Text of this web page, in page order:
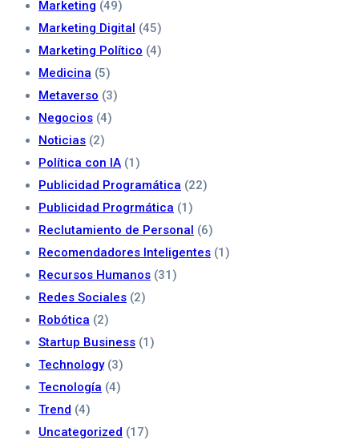
Marketing (49)
Marketing Digital (45)
Marketing Político (4)
Medicina (5)
Metaverso (3)
Negocios (4)
Noticias (2)
Política con IA (1)
Publicidad Programática (22)
Publicidad Progrmática (1)
Reclutamiento de Personal (6)
Recomendadores Inteligentes (1)
Recursos Humanos (31)
Redes Sociales (2)
Robótica (2)
Startup Business (1)
Technology(3)
Tecnología (4)
Trend (4)
Uncategorized (17)